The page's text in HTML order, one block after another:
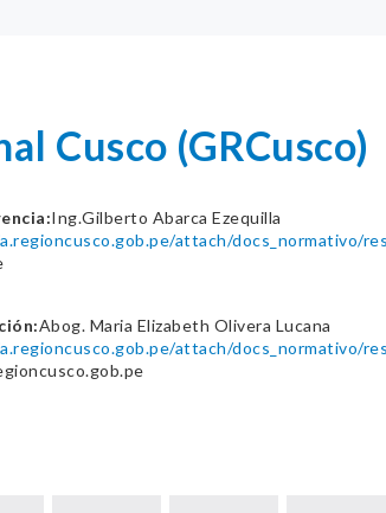
Cusco (GRCusco)
Ing.Gilberto Abarca Ezequilla
attach/docs_normativo/
Abog. Maria Elizabeth Olivera Lucana
attach/docs_normativo/